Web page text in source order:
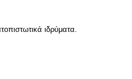
ιδρύματα.